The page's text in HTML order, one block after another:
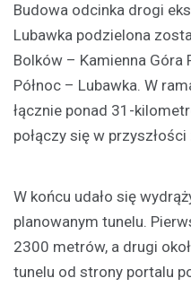
Budowa odcinka drogi
Lubawka podzielona
Bolków – Kamienna Góra
Północ – Lubawka. W
łącznie ponad 31-
połączy się w
W końcu udało się
planowanym tunelu.
2300 metrów, a drugi
tunelu od strony portalu